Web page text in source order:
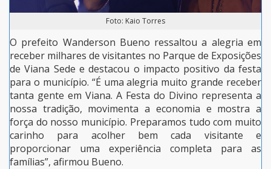
Foto: Kaio Torres
O prefeito Wanderson Bueno ressaltou a alegria em
receber milhares de visitantes no Parque de Exposições
de Viana Sede e destacou o impacto positivo da festa
para o município. “É uma alegria muito grande receber
tanta gente em Viana. A Festa do Divino representa a
nossa tradição, movimenta a economia e mostra a
força do nosso município. Preparamos tudo com muito
carinho para acolher bem cada visitante e
proporcionar uma experiência completa para as
famílias”, afirmou Bueno.